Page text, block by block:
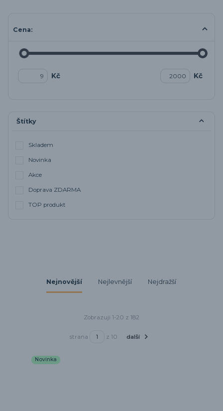
Cena:
Kč Kč
Štítky
Skladem
Novinka
Akce
Doprava ZDARMA
TOP produkt
Nejnovější Nejlevnější Nejdražší
Zobrazuji 1-20 z 182
strana z 10 další
Novinka